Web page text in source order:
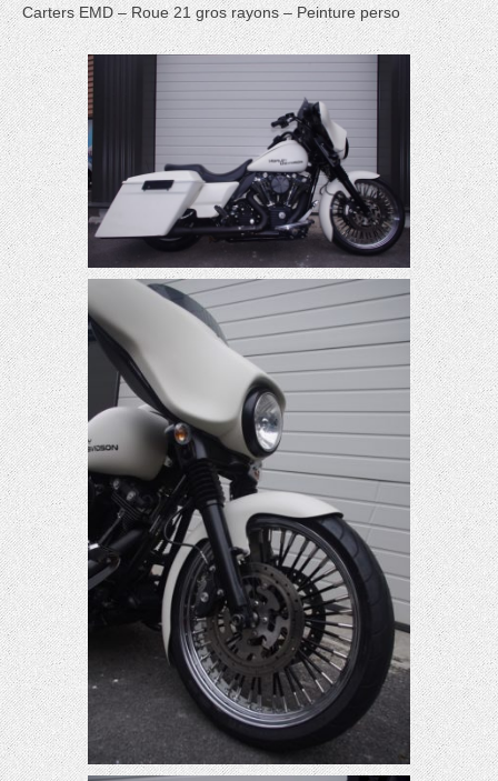
Carters EMD – Roue 21 gros rayons – Peinture perso